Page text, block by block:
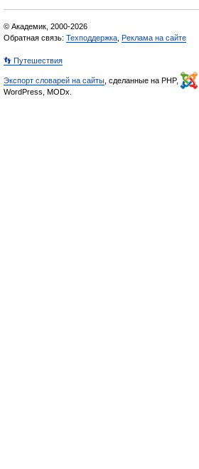
© Академик, 2000-2026
Обратная связь: Техподдержка Реклама на сайте
👣 Путешествия
Экспорт словарей на сайты , сделанные на PHP,
WordPress, MODx.